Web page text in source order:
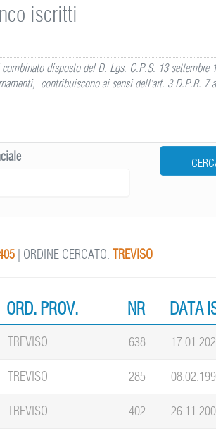
iscritti
disposto del D. Lgs. C.P.S. 13 settembre
contribuiscono ai sensi dell'art. 3 D.P.R. 7
| ORDINE CERCATO: TREVISO
ORD. PROV. NR DATA
TREVISO 638
TREVISO 285
TREVISO 402